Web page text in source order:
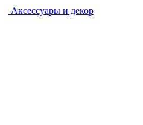
Аксессуары и декор